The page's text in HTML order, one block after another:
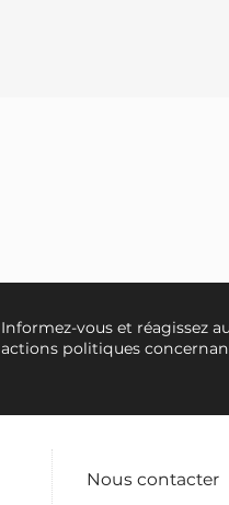
Informez-vous et réagissez
actions politiques
Nous contacter